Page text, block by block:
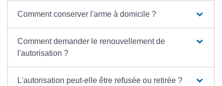
Comment conserver l'arme à domicile ?
Comment demander le renouvellement de
l'autorisation ?
L'autorisation peut-elle être refusée ou retirée ?